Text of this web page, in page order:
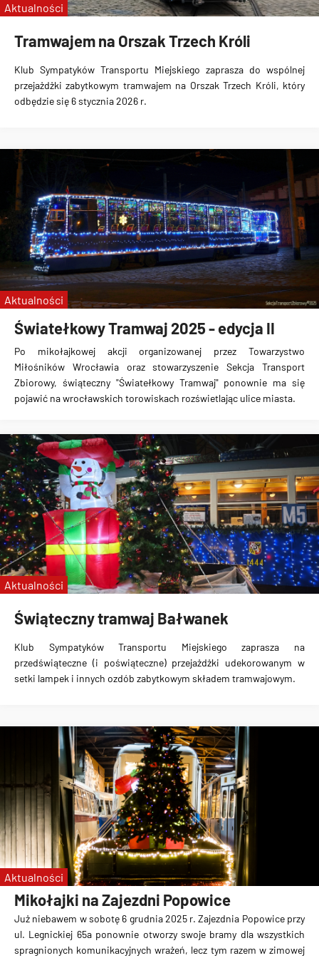
Tramwajem na Orszak Trzech Króli
Klub Sympatyków Transportu Miejskiego zaprasza do wspólnej
przejażdżki zabytkowym tramwajem na Orszak Trzech Króli, który
odbędzie się 6 stycznia 2026 r.
Aktualności
Światełkowy Tramwaj 2025 - edycja II
Po mikołajkowej akcji organizowanej przez Towarzystwo
Miłośników Wrocławia oraz stowarzyszenie Sekcja Transport
Zbiorowy, świąteczny "Światełkowy Tramwaj" ponownie ma się
pojawić na wrocławskich torowiskach rozświetlając ulice miasta.
Aktualności
Świąteczny tramwaj Bałwanek
Klub Sympatyków Transportu Miejskiego zaprasza na
przedświąteczne (i poświąteczne) przejażdżki udekorowanym w
setki lampek i innych ozdób zabytkowym składem tramwajowym.
Aktualności
Mikołajki na Zajezdni Popowice
Już niebawem w sobotę 6 grudnia 2025 r. Zajezdnia Popowice przy
ul. Legnickiej 65a ponownie otworzy swoje bramy dla wszystkich
spragnionych komunikacyjnych wrażeń, lecz tym razem w zimowej
Aktualności